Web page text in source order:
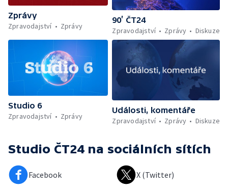
Zprávy
Zpravodajství
Zprávy
90’ ČT24
Zpravodajství
Zprávy Diskuze
Studio 6
Zpravodajství
Zprávy
Události, komentáře
Zpravodajství
Zprávy Diskuze
Studio ČT24 na sociálních sítích
Facebook X (Twitter)